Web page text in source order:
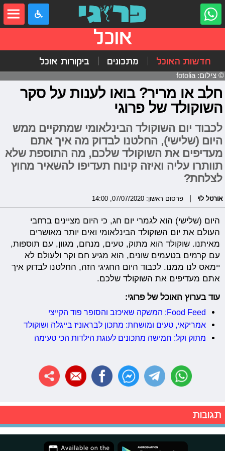
אוכל
חדשות האוכל מתכונים ביקורות אוכל
© צילום: fotolia
חלב או מריר? בואו לענות על סקר
השוקולד של פרוגי
לכבוד יום השוקולד הבינלאומי שמתקיים ממש
היום (שלישי), החלטנו לבדוק מה איך אתם
מעדיפים את השוקולד שלכם, מה התוספת שלא
תוותרו עליה ואיזה קינוח תעדיפו להשאיר מחוץ
לצלחת?
אורטל לוי פרסום ראשון: 07/07/2020, 14:00
היום (שלישי) הוא לגמרי יום חג, כי היום מציינים ברחבי
העולם את יום השוקולד הבינלאומי ואים יותר מאושרים
מאיתנו. שוקולד הוא מתוק, טעים, מנחם, מגוון, עם תוספות,
עם קרמים בטעמים שונים, הוא מגיע חם וקר ולעולם לא
יימאס לנו ממנו. לכבוד היום החגיגי הזה, החלטנו לבדוק איך
אתם מעדיפים את השוקולד שלכם.
עוד בערוץ האוכל של פרוגי:
Food Feed: המשקה שאיכזב והסופר פוד הקייצי
אמריקאי, טעים ומושחת: מתכון לבראוניז בייגלה ושוקולד
מתוק וקל: חמישה מתכונים לעוגת הילדות הכי טעימה
תגובות